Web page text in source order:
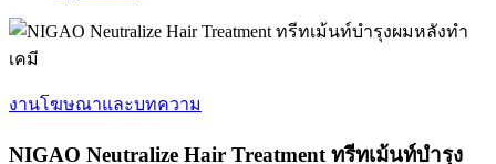
งานโฆษณาและบทความ
NIGAO Neutralize Hair Treatment ทรีทเม้นท์บำรุง